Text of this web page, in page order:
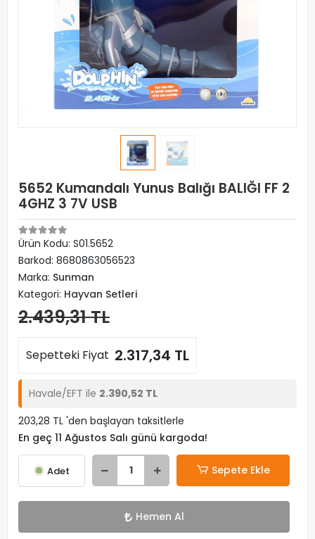
5652 Kumandalı Yunus Balığı BALIĞI FF 2
4GHZ 3 7V USB
Ürün Kodu: S01.5652
Barkod: 8680863056523
Marka: Sunman
Kategori: Hayvan Setleri
2.439,31 TL
Sepetteki Fiyat 2.317,34 TL
Havale/EFT ile 2.390,52 TL
203,28 TL 'den başlayan taksitlerle
En geç 11 Ağustos Salı günü kargoda!
Adet Sepete Ekle
Hemen Al